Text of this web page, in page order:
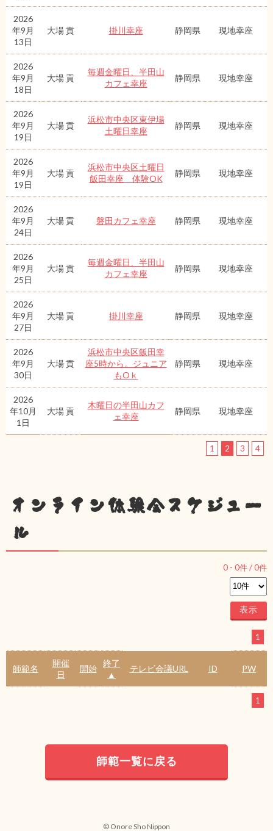
2026
年9月
13日
大場 貢 掛川幸座 静岡県 現地幸座
2026
年9月
18日
大場 貢
毎週金曜日、半田山
カフェ幸座
静岡県 現地幸座
2026
年9月
19日
大場 貢
浜松市中央区東伊場
土曜日幸座
静岡県 現地幸座
2026
年9月
19日
大場 貢
浜松市中央区土曜日
飯田幸座 体験OK
静岡県 現地幸座
2026
年9月
24日
大場 貢 磐田カフェ幸座 静岡県 現地幸座
2026
年9月
25日
大場 貢
毎週金曜日、半田山
カフェ幸座
静岡県 現地幸座
2026
年9月
27日
大場 貢 掛川幸座 静岡県 現地幸座
2026
年9月
30日
大場 貢
浜松市中央区飯田幸
座5時から。ジュニア
もOｋ
静岡県 現地幸座
2026
年10月
1日
大場 貢
木曜日の半田山カフ
ェ幸座
静岡県 現地幸座
1 2 3 4
オンライン体験会スケジュー
ル
0 - 0件 /0件
1
師範名
開催
日
開始
終了
▲
テレビ会議URL ID PW
1
師範一覧に戻る
© Onore Sho Nippon